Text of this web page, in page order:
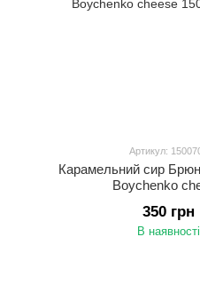
Артикул:
Карамельний сир
Boychenko
350 грн
В наявності